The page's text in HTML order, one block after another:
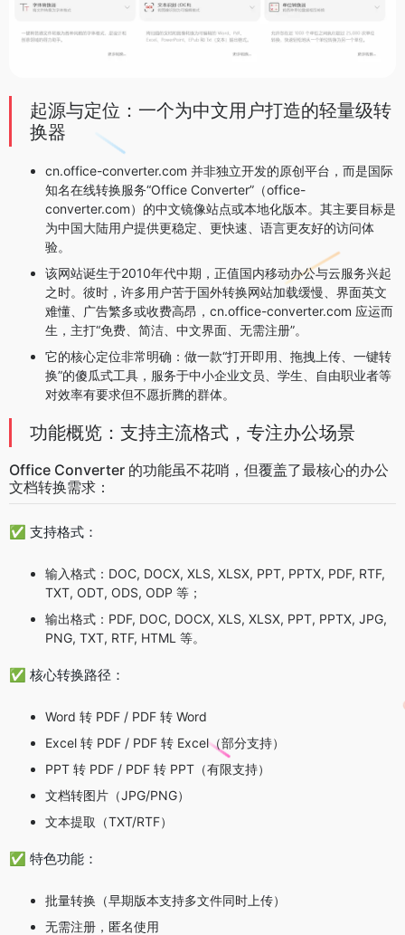
起源与定位：一个为中文用户打造的轻量级转
换器
cn.office-converter.com 并非独立开发的原创平台，而是国际
知名在线转换服务“Office Converter”（office-
converter.com）的中文镜像站点或本地化版本。其主要目标是
为中国大陆用户提供更稳定、更快速、语言更友好的访问体
验。
该网站诞生于2010年代中期，正值国内移动办公与云服务兴起
之时。彼时，许多用户苦于国外转换网站加载缓慢、界面英文
难懂、广告繁多或收费高昂，cn.office-converter.com 应运而
生，主打“免费、简洁、中文界面、无需注册”。
它的核心定位非常明确：做一款“打开即用、拖拽上传、一键转
换”的傻瓜式工具，服务于中小企业文员、学生、自由职业者等
对效率有要求但不愿折腾的群体。
功能概览：支持主流格式，专注办公场景
Office Converter 的功能虽不花哨，但覆盖了最核心的办公
文档转换需求：
✅ 支持格式：
输入格式：DOC, DOCX, XLS, XLSX, PPT, PPTX, PDF, RTF,
TXT, ODT, ODS, ODP 等；
输出格式：PDF, DOC, DOCX, XLS, XLSX, PPT, PPTX, JPG,
PNG, TXT, RTF, HTML 等。
✅ 核心转换路径：
Word 转 PDF / PDF 转 Word
Excel 转 PDF / PDF 转 Excel（部分支持）
PPT 转 PDF / PDF 转 PPT（有限支持）
文档转图片（JPG/PNG）
文本提取（TXT/RTF）
✅ 特色功能：
批量转换（早期版本支持多文件同时上传）
无需注册，匿名使用